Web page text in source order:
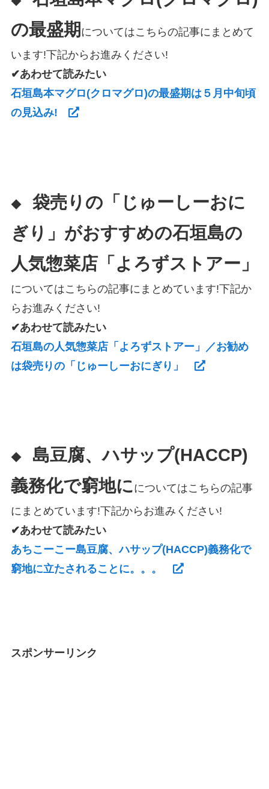
の最盛期 についてはこちらの記事にまとめて
います!下記からお進みください!
✔あわせて読みたい
石垣島本マグロ(クロマグロ)の最盛期は５月中旬頃
の見込み!
◆ 袋売りの「じゅーしーおに
ぎり」がおすすめの石垣島の
人気惣菜店「よろずストアー」
についてはこちらの記事にまとめています!下記か
らお進みください!
✔あわせて読みたい
石垣島の人気惣菜店「よろずストアー」／お勧め
は袋売りの「じゅーしーおにぎり」
◆ 島豆腐、ハサップ(HACCP)
義務化で窮地にについてはこちらの記事
にまとめています!下記からお進みください!
✔あわせて読みたい
あちこーこー島豆腐、ハサップ(HACCP)義務化で
窮地に立たされることに。。。
スポンサーリンク